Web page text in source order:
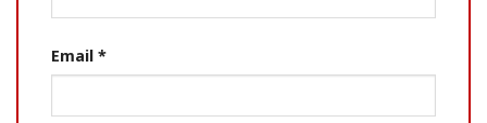
Email *